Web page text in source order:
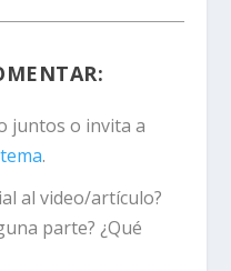
juntos o invita a
.
al video/artículo?
parte? ¿Qué